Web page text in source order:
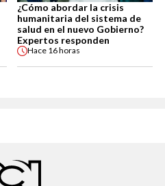
¿Cómo abordar la crisis
humanitaria del sistema de
salud en el nuevo Gobierno?
Expertos responden
Hace 16 horas